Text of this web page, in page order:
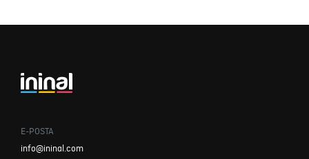
E-POSTA
info@ininal.com